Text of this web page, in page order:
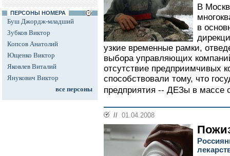
ПЕРСОНЫ НОМЕРА
Буш Джордж-младший
Зубков Виктор
Копсов Анатолий
Ющенко Виктор
Яковлев Виталий
Янукович Виктор
все персоны
В
в
узкие временные рамки,
выбора управляющих
отсутствие предприимчивых
способствовали тому, что
предприятия -- ДЕЗы в массе
// 01.04.2008